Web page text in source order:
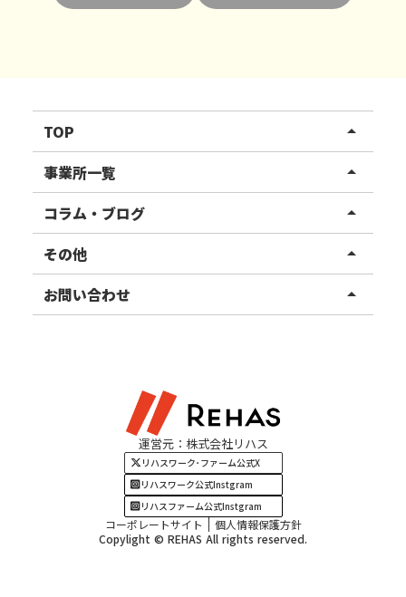
TOP arrow_drop_up
リハスワーク
リハスファーム
事業所一覧 arrow_drop_up
関東エリア
東北エリア
甲信越エリア
四国・九州エリア
コラム・ブログ arrow_drop_up
事業所ブログ
ご利用者様の声
その他 arrow_drop_up
お知らせ
お問い合わせ arrow_drop_up
運営元：株式会社リハス
リハスワーク･ファーム公式X
リハスワーク公式Instgram
リハスファーム公式Instgram
コーポレートサイト
個人情報保護方針
Copylight © REHAS All rights reserved.